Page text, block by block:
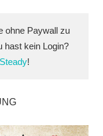
ohne Paywall zu
hast kein Login?
Steady!